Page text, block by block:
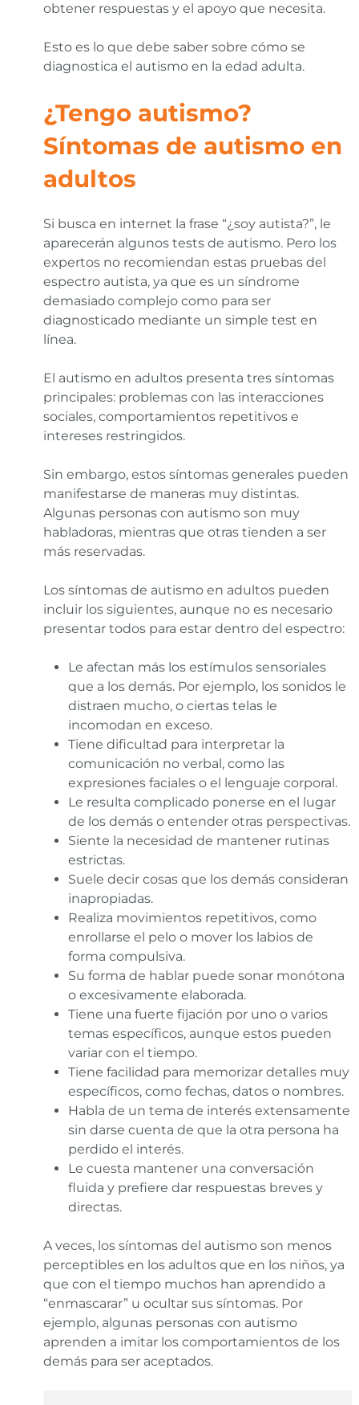
obtener respuestas y el apoyo que necesita.
Esto es lo que debe saber sobre cómo se
diagnostica el autismo en la edad adulta.
¿Tengo autismo?
Síntomas de autismo en
adultos
Si busca en internet la frase “¿soy autista?”, le
aparecerán algunos tests de autismo. Pero los
expertos no recomiendan estas pruebas del
espectro autista, ya que es un síndrome
demasiado complejo como para ser
diagnosticado mediante un simple test en
línea.
El autismo en adultos presenta tres síntomas
principales: problemas con las interacciones
sociales, comportamientos repetitivos e
intereses restringidos.
Sin embargo, estos síntomas generales pueden
manifestarse de maneras muy distintas.
Algunas personas con autismo son muy
habladoras, mientras que otras tienden a ser
más reservadas.
Los síntomas de autismo en adultos pueden
incluir los siguientes, aunque no es necesario
presentar todos para estar dentro del espectro:
Le afectan más los estímulos sensoriales
que a los demás. Por ejemplo, los sonidos le
distraen mucho, o ciertas telas le
incomodan en exceso.
Tiene dificultad para interpretar la
comunicación no verbal, como las
expresiones faciales o el lenguaje corporal.
Le resulta complicado ponerse en el lugar
de los demás o entender otras perspectivas.
Siente la necesidad de mantener rutinas
estrictas.
Suele decir cosas que los demás consideran
inapropiadas.
Realiza movimientos repetitivos, como
enrollarse el pelo o mover los labios de
forma compulsiva.
Su forma de hablar puede sonar monótona
o excesivamente elaborada.
Tiene una fuerte fijación por uno o varios
temas específicos, aunque estos pueden
variar con el tiempo.
Tiene facilidad para memorizar detalles muy
específicos, como fechas, datos o nombres.
Habla de un tema de interés extensamente
sin darse cuenta de que la otra persona ha
perdido el interés.
Le cuesta mantener una conversación
fluida y prefiere dar respuestas breves y
directas.
A veces, los síntomas del autismo son menos
perceptibles en los adultos que en los niños, ya
que con el tiempo muchos han aprendido a
“enmascarar” u ocultar sus síntomas. Por
ejemplo, algunas personas con autismo
aprenden a imitar los comportamientos de los
demás para ser aceptados.